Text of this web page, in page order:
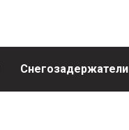
Снегозадержатели